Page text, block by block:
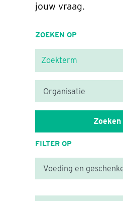
jouw vraag.
ZOEKEN OP
Zoeken
FILTER OP